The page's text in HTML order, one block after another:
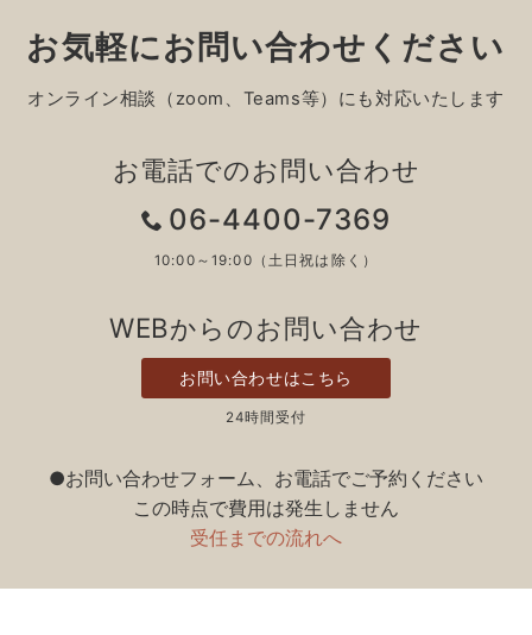
お気軽にお問い合わせください
オンライン相談（zoom、Teams等）にも対応いたします
お電話でのお問い合わせ
06-4400-7369
10:00～19:00（土日祝は除く）
WEBからのお問い合わせ
お問い合わせはこちら
24時間受付
●お問い合わせフォーム、お電話でご予約ください
この時点で費用は発生しません
受任までの流れへ